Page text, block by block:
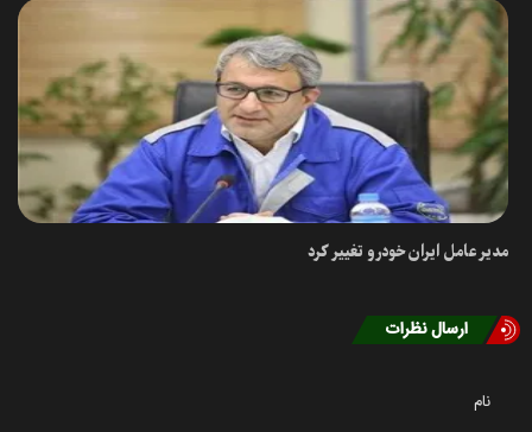
مدیر عامل ایران خودرو تغییر کرد
ارسال نظرات
نام